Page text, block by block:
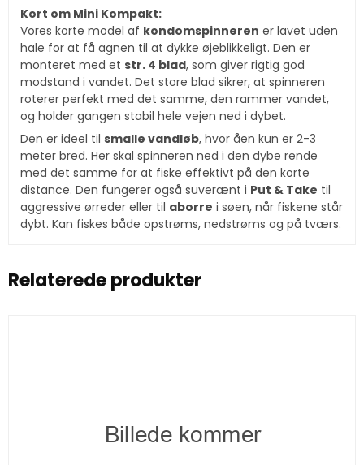
Kort om Mini Kompakt:
Vores korte model af kondomspinneren er lavet uden
hale for at få agnen til at dykke øjeblikkeligt. Den er
monteret med et str. 4 blad, som giver rigtig god
modstand i vandet. Det store blad sikrer, at spinneren
roterer perfekt med det samme, den rammer vandet,
og holder gangen stabil hele vejen ned i dybet.
Den er ideel til smalle vandløb, hvor åen kun er 2-3
meter bred. Her skal spinneren ned i den dybe rende
med det samme for at fiske effektivt på den korte
distance. Den fungerer også suverænt i Put & Take til
aggressive ørreder eller til aborre i søen, når fiskene står
dybt. Kan fiskes både opstrøms, nedstrøms og på tværs.
Relaterede produkter